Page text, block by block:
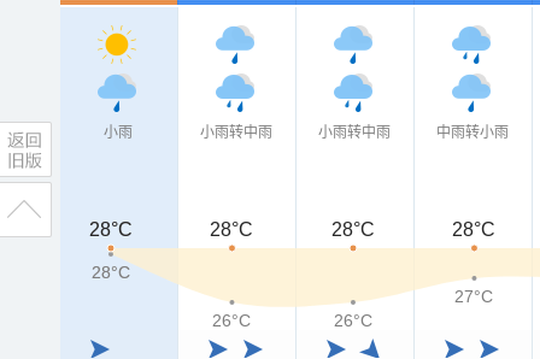
小雨 小雨转中雨 小雨转中雨 中雨转小雨
28°C
28°C 28°C 28°C 28°C
28°C
28°C
26°C 26°C
27°C